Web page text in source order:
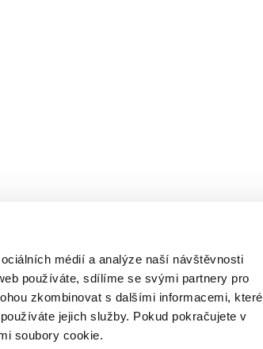
médií a analýze naší návštěvnosti
používáte, sdílíme se svými partnery pro
zkombinovat s dalšími informacemi, které
jejich služby. Pokud pokračujete v
soubory cookie.